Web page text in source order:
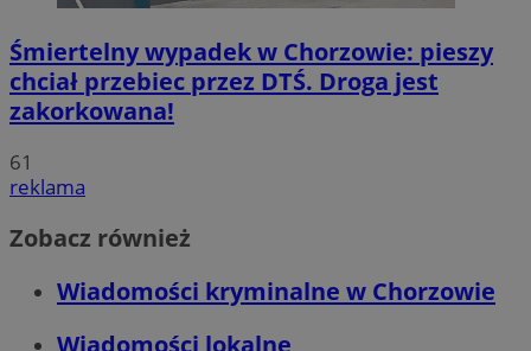
Śmiertelny wypadek w Chorzowie: pieszy
chciał przebiec przez DTŚ. Droga jest
zakorkowana!
61
reklama
Zobacz również
Wiadomości kryminalne w Chorzowie